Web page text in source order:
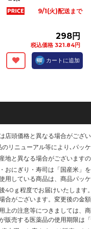
9/1(火)配送まで
298円
税込価格 321.84円
カートに追加
店頭価格と異なる場合がござ
リニューアル等により､パッ
地と異なる場合がございますの
おにぎり・寿司は「国産米」を
用している商品は、商品パッ
40ｇ程度でお届けいたします。
合がございます。変更後の金
上の注意等につきましては、
販売する医薬品の使用期限は